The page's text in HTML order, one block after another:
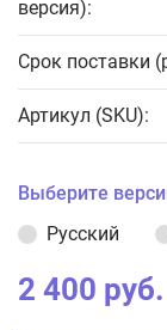
версия):
Срок поставки
Артикул (SKU):
Выберите
Русский
2 400 руб.